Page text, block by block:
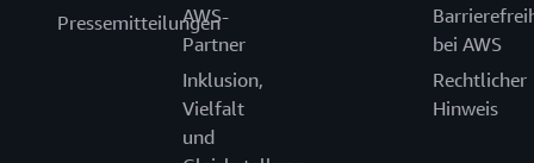
Pressemitteilungen
AWS-
Partner
Inklusion,
Vielfalt
und
bei AWS
Rechtlicher
Hinweis